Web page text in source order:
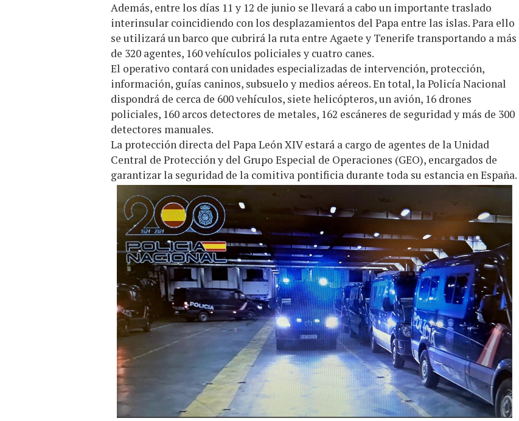
Además, entre los días 11 y 12 de junio se llevará a cabo un importante traslado
interinsular coincidiendo con los desplazamientos del Papa entre las islas. Para ello
se utilizará un barco que cubrirá la ruta entre Agaete y Tenerife transportando a más
de 320 agentes, 160 vehículos policiales y cuatro canes.
El operativo contará con unidades especializadas de intervención, protección,
información, guías caninos, subsuelo y medios aéreos. En total, la Policía Nacional
dispondrá de cerca de 600 vehículos, siete helicópteros, un avión, 16 drones
policiales, 160 arcos detectores de metales, 162 escáneres de seguridad y más de 300
detectores manuales.
La protección directa del Papa León XIV estará a cargo de agentes de la Unidad
Central de Protección y del Grupo Especial de Operaciones (GEO), encargados de
garantizar la seguridad de la comitiva pontificia durante toda su estancia en España.